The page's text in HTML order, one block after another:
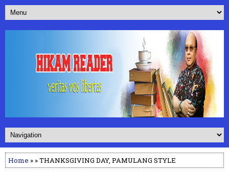
Home » » THANKSGIVING DAY, PAMULANG STYLE